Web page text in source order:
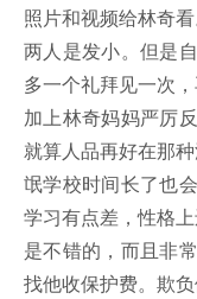
照片和视频给林奇看
两人是发小。但是
多一个礼拜见一次
加上林奇妈妈严厉
就算人品再好在那
氓学校时间长了也
学习有点差，性格
是不错的，而且非
找他收保护费。欺负